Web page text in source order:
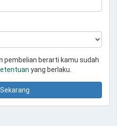
pembelian berarti kamu sudah
yang berlaku.